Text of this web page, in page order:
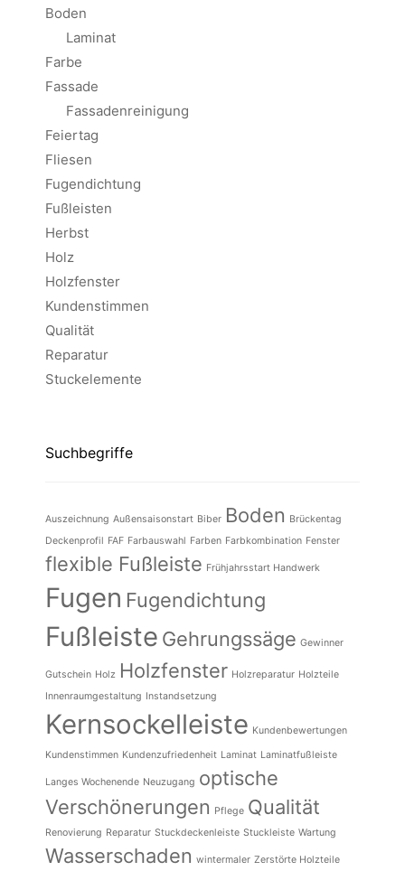
Boden
Laminat
Farbe
Fassade
Fassadenreinigung
Feiertag
Fliesen
Fugendichtung
Fußleisten
Herbst
Holz
Holzfenster
Kundenstimmen
Qualität
Reparatur
Stuckelemente
Suchbegriffe
Auszeichnung Außensaisonstart Biber Boden Brückentag
Deckenprofil FAF Farbauswahl Farben Farbkombination Fenster
flexible Fußleiste Frühjahrsstart Handwerk
Fugen Fugendichtung
Fußleiste Gehrungssäge Gewinner
Gutschein Holz Holzfenster Holzreparatur Holzteile
Innenraumgestaltung Instandsetzung
Kernsockelleiste Kundenbewertungen
Kundenstimmen Kundenzufriedenheit Laminat Laminatfußleiste
Langes Wochenende Neuzugang optische
Verschönerungen Pflege Qualität
Renovierung Reparatur Stuckdeckenleiste Stuckleiste Wartung
Wasserschaden wintermaler Zerstörte Holzteile